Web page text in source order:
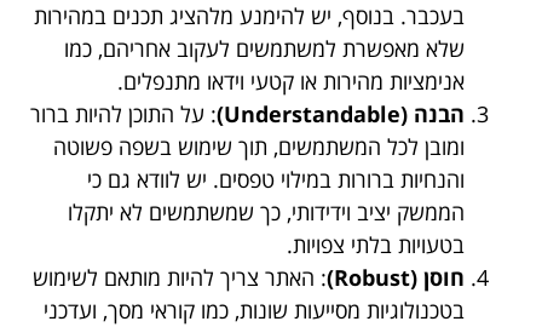
בעכבר. בנוסף, יש להימנע מלהציג תכנים במהירות
שלא מאפשרת למשתמשים לעקוב אחריהם, כמו
אנימציות מהירות או קטעי וידאו מתנפלים.
הבנה (Understandable)
: על התוכן להיות ברור
ומובן לכל המשתמשים, תוך שימוש בשפה פשוטה
והנחיות ברורות במילוי טפסים. יש לוודא גם כי
הממשק יציב וידידותי, כך שמשתמשים לא יתקלו
בטעויות בלתי צפויות.
חוסן (Robust)
: האתר צריך להיות מותאם לשימוש
בטכנולוגיות מסייעות שונות, כמו קוראי מסך, ועדכני